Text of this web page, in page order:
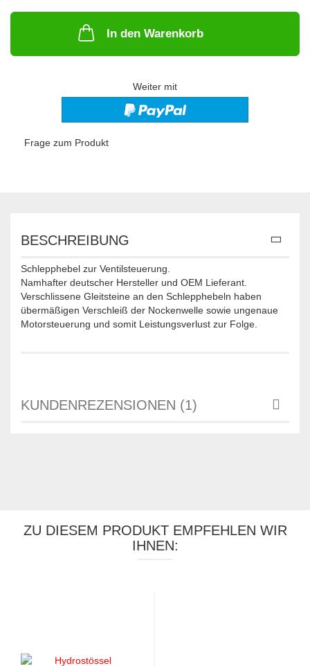
In den Warenkorb
Weiter mit
Frage zum Produkt
BESCHREIBUNG
Schlepphebel zur Ventilsteuerung.
Namhafter deutscher Hersteller und OEM Lieferant.
Verschlissene Gleitsteine an den Schlepphebeln haben
übermäßigen Verschleiß der Nockenwelle sowie ungenaue
Motorsteuerung und somit Leistungsverlust zur Folge.
KUNDENREZENSIONEN (1)
ZU DIESEM PRODUKT EMPFEHLEN WIR
IHNEN: